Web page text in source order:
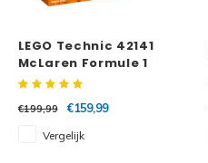
LEGO Technic 42141
McLaren Formule 1
Racewagen
€199,99
€159,99
Vergelijk